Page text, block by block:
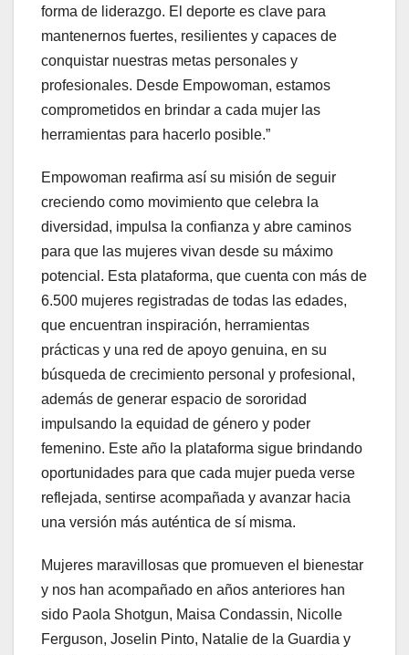
forma de liderazgo. El deporte es clave para
mantenernos fuertes, resilientes y capaces de
conquistar nuestras metas personales y
profesionales. Desde Empowoman, estamos
comprometidos en brindar a cada mujer las
herramientas para hacerlo posible.”
Empowoman reafirma así su misión de seguir
creciendo como movimiento que celebra la
diversidad, impulsa la confianza y abre caminos
para que las mujeres vivan desde su máximo
potencial. Esta plataforma, que cuenta con más de
6.500 mujeres registradas de todas las edades,
que encuentran inspiración, herramientas
prácticas y una red de apoyo genuina, en su
búsqueda de crecimiento personal y profesional,
además de generar espacio de sororidad
impulsando la equidad de género y poder
femenino. Este año la plataforma sigue brindando
oportunidades para que cada mujer pueda verse
reflejada, sentirse acompañada y avanzar hacia
una versión más auténtica de sí misma.
Mujeres maravillosas que promueven el bienestar
y nos han acompañado en años anteriores han
sido Paola Shotgun, Maisa Condassin, Nicolle
Ferguson, Joselin Pinto, Natalie de la Guardia y